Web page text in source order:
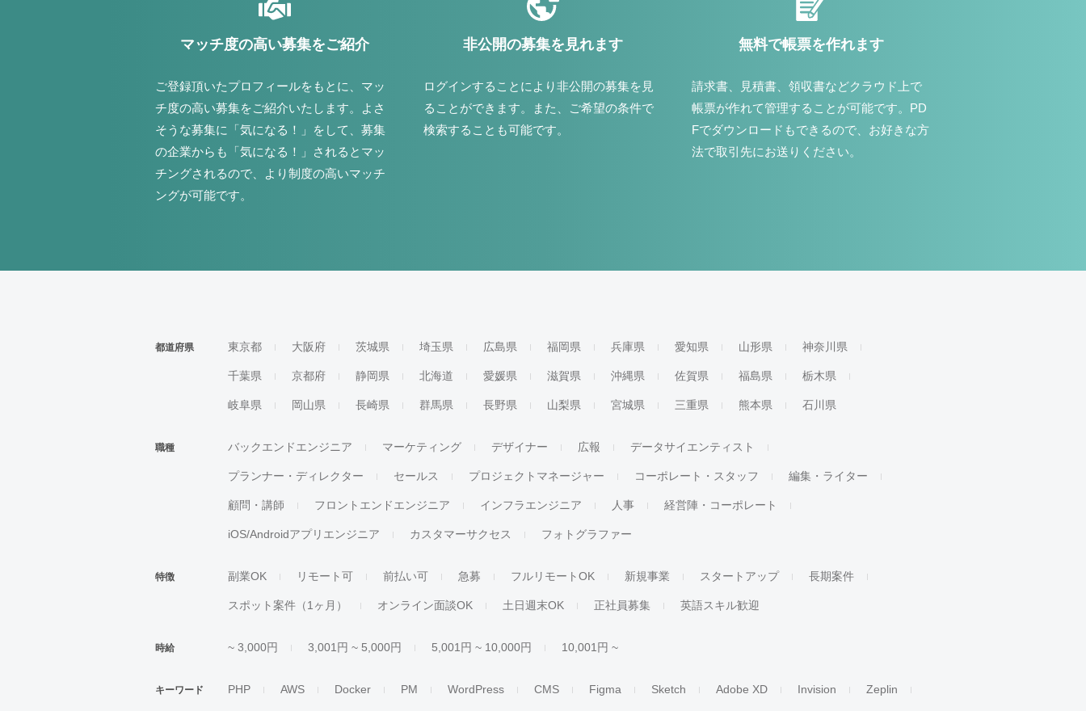
マッチ度の高い募集をご紹介
ご登録頂いたプロフィールをもとに、マッ
チ度の高い募集をご紹介いたします。よさ
そうな募集に「気になる！」をして、募集
の企業からも「気になる！」されるとマッ
チングされるので、より制度の高いマッチ
ングが可能です。
非公開の募集を見れます
ログインすることにより非公開の募集を見
ることができます。また、ご希望の条件で
検索することも可能です。
無料で帳票を作れます
請求書、見積書、領収書などクラウド上で
帳票が作れて管理することが可能です。PD
Fでダウンロードもできるので、お好きな方
法で取引先にお送りください。
都道府県 東京都 大阪府 茨城県 埼玉県 広島県 福岡県 兵庫県 愛知県 山形県 神奈川県
千葉県 京都府 静岡県 北海道 愛媛県 滋賀県 沖縄県 佐賀県 福島県 栃木県
岐阜県 岡山県 長崎県 群馬県 長野県 山梨県 宮城県 三重県 熊本県 石川県
職種 バックエンドエンジニア マーケティング デザイナー 広報 データサイエンティスト
プランナー・ディレクター セールス プロジェクトマネージャー コーポレート・スタッフ 編集・ライター
顧問・講師 フロントエンドエンジニア インフラエンジニア 人事 経営陣・コーポレート
iOS/Androidアプリエンジニア カスタマーサクセス フォトグラファー
特徴 副業OK リモート可 前払い可 急募 フルリモートOK 新規事業 スタートアップ 長期案件
スポット案件（1ヶ月） オンライン面談OK 土日週末OK 正社員募集 英語スキル歓迎
時給 ~ 3,000円 3,001円 ~ 5,000円 5,001円 ~ 10,000円 10,001円 ~
キーワード PHP AWS Docker PM WordPress CMS Figma Sketch Adobe XD Invision Zeplin